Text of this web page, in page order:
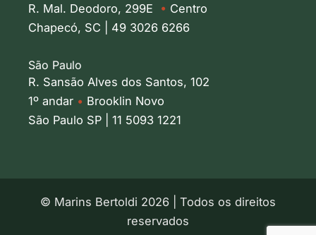
R. Mal. Deodoro, 299E • Centro
Chapecó, SC | 49 3026 6266
São Paulo
R. Sansão Alves dos Santos, 102
1º andar • Brooklin Novo
São Paulo SP | 11 5093 1221
© Marins Bertoldi 2026 | Todos os direitos
reservados